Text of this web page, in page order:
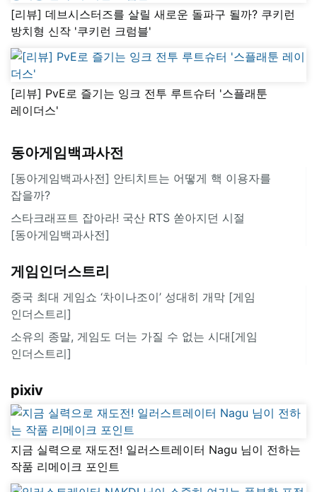
[리뷰] 데브시스터즈를 살릴 새로운 돌파구 될까? 쿠키런
방치형 신작 '쿠키런 크럼블'
[리뷰] PvE로 즐기는 잉크 전투 루트슈터 '스플래툰
레이더스'
동아게임백과사전
[동아게임백과사전] 안티치트는 어떻게 핵 이용자를
잡을까?
스타크래프트 잡아라! 국산 RTS 쏟아지던 시절
[동아게임백과사전]
게임인더스트리
중국 최대 게임쇼 ‘차이나조이’ 성대히 개막 [게임
인더스트리]
소유의 종말, 게임도 더는 가질 수 없는 시대[게임
인더스트리]
pixiv
지금 실력으로 재도전! 일러스트레이터 Nagu 님이 전하는
작품 리메이크 포인트